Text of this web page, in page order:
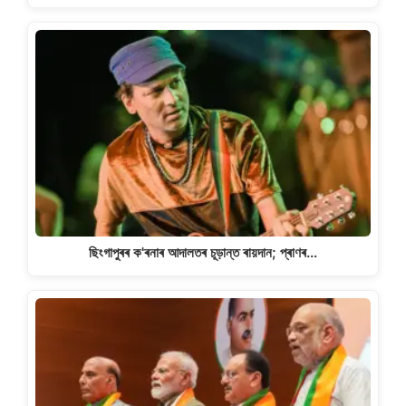
ছিংগাপুৰৰ ক'ৰনাৰ আদালতৰ চূড়ান্ত ৰায়দান; প্ৰাণৰ…